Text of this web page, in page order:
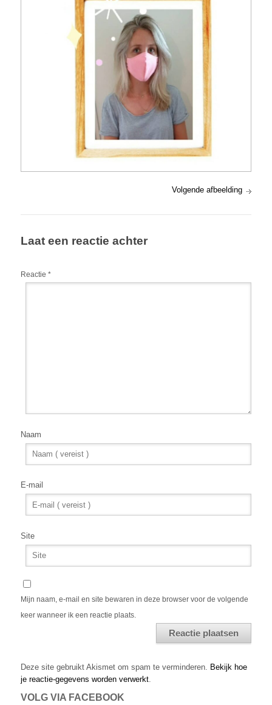
Volgende afbeelding
Laat een reactie achter
Reactie *
Naam
E-mail
Site
Mijn naam, e-mail en site bewaren in deze browser voor de volgende
keer wanneer ik een reactie plaats.
Deze site gebruikt Akismet om spam te verminderen. Bekijk hoe
je reactie-gegevens worden verwerkt.
VOLG VIA FACEBOOK